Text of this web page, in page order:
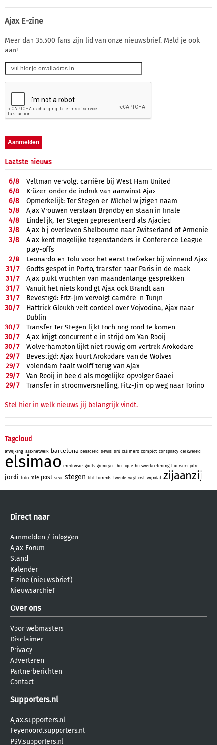
Ajax E-zine
Meer dan 35.500 fans zijn lid van onze nieuwsbrief. Meld je ook
aan!
Laatste nieuws
6/8
Veltman vervolgt carrière bij West Ham United
6/8
Krüzen onder de indruk van aanwinst Ajax
6/8
Opmerkelijk: Ter Stegen en Míchel wijzigen naam
5/8
Ajax Vrouwen verslaan Brøndby en staan in finale
4/8
Eindelijk, Ter Stegen gepresenteerd als Ajacied
3/8
Ajax bij overleven Shelbourne naar Zwitserland of Armenië
3/8
Ajax kent mogelijke tegenstanders in Conference League
play-offs
2/8
Leonardo en Tolu voor het eerst trefzeker bij winnend Ajax
31/7
Godts gespot in Porto, transfer naar Paris in de maak
31/7
Ajax plukt vruchten van maandenlange gesprekken
31/7
Vanuit het niets kondigt Ajax ook Brandt aan
31/7
Bevestigd: Fitz-Jim vervolgt carrière in Turijn
30/7
Hattrick Gloukh velt oordeel over Vojvodina, Ajax naar
Dublin
30/7
Transfer Ter Stegen lijkt toch nog rond te komen
30/7
Ajax krijgt concurrentie in strijd om Van Rooij
30/7
Wolverhampton lijkt niet rouwig om vertrek Arokodare
29/7
Bevestigd: Ajax huurt Arokodare van de Wolves
29/7
Volendam haalt Wolff terug van Ajax
29/7
Van Rooij in beeld als mogelijke opvolger Gaaei
29/7 Transfer in stroomversnelling, Fitz-Jim op weg naar Torino
Stel hier in welk nieuws jij belangrijk vindt.
Tagcloud
afwijking ajaxnetwerk barcelona benadeeld bewijs bril calimero complot conspiracy denkwereld
elsimao eredivisie godts groningen henrique huiswerkoefening huursom jofre
jordi lido mie post sevic stegen titel torrents twente weghorst wijndal zijaanzij
Direct naar
Aanmelden / inloggen
Ajax Forum
Stand
Kalender
E-zine (nieuwsbrief)
Nieuwsarchief
Over ons
Voor webmasters
Disclaimer
Privacy
Adverteren
Partnerberichten
Contact
Supporters.nl
Ajax.supporters.nl
Feyenoord.supporters.nl
PSV.supporters.nl